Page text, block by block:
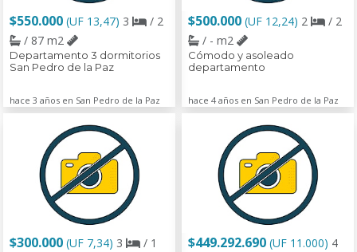
$550.000 (UF 13,47) 3
/ 2
/ 87 m2
Departamento 3 dormitorios
San Pedro de la Paz
hace 3 años en San Pedro de la Paz
$500.000 (UF 12,24) 2
/ 2
/ - m2
Cómodo y asoleado
departamento
hace 4 años en San Pedro de la Paz
$300.000 (UF 7,34) 3
/ 1
$449.292.690 (UF 11.000) 4